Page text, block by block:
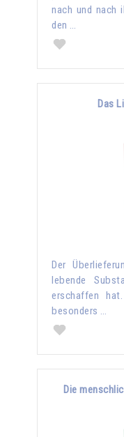
nach und nach
den …
Das
Der
lebende
erschaffen
besonders …
Die